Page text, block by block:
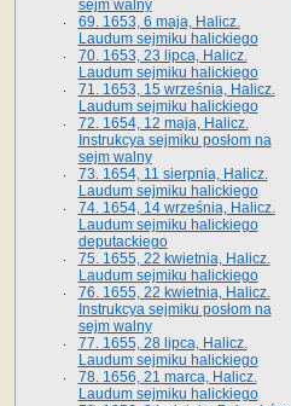
sejm walny
69. 1653, 6 maja, Halicz.
Laudum sejmiku halickiego
70. 1653, 23 lipca, Halicz.
Laudum sejmiku halickiego
71. 1653, 15 września, Halicz.
Laudum sejmiku halickiego
72. 1654, 12 maja, Halicz.
Instrukcya sejmiku posłom na
sejm walny
73. 1654, 11 sierpnia, Halicz.
Laudum sejmiku halickiego
74. 1654, 14 września, Halicz.
Laudum sejmiku halickiego
deputackiego
75. 1655, 22 kwietnia, Halicz.
Laudum sejmiku halickiego
76. 1655, 22 kwietnia, Halicz.
Instrukcya sejmiku posłom na
sejm walny
77. 1655, 28 lipca, Halicz.
Laudum sejmiku halickiego
78. 1656, 21 marca, Halicz.
Laudum sejmiku halickiego